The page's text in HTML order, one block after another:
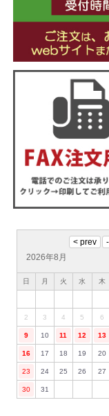
2026年8月
日 月 火 水 木
2 3 4 5 6
9 10 11 12 13
16 17 18 19 20
23 24 25 26 27
30 31